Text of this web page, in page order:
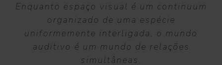
Enquanto espaço visual é um continuum
organizado de uma espécie
uniformemente interligada, o mundo
auditivo é um mundo de relações
simultâneas.